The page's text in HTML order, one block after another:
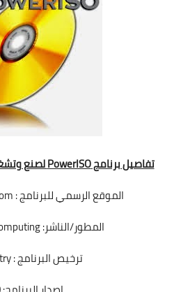
تفاصيل برنامج PowerISO لصنع وتشغيل الأسطوانات الوهمية
الموقع الرسمي للبرنامج : www.poweriso.com
المطور/الناشر: PowerISO Computing
ترخيص البرنامج : Free to try